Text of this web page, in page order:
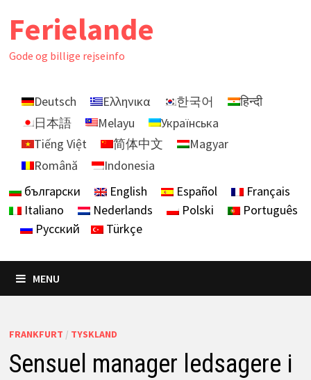
Ferielande
Gode ​​og billige rejseinfo
Deutsch Ελληνικα 한국어
हिन्दी
日本語
Melayu
Українська
Tiếng Việt
简体中文
Magyar
Română
Indonesia
български
English Español
Français
Italiano
Nederlands Polski
Português
Русский
Türkçe
MENU
FRANKFURT / TYSKLAND
Sensuel manager ledsagere i